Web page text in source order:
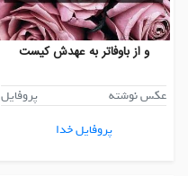
و از باوفاتر به عهدش کیست
عکس نوشته
پروفایل
پروفایل خدا